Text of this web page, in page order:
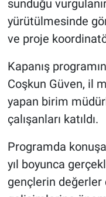
sunduğu
yürütülmesinde
ve proje
Kapanış
Coşkun Güven, il
yapan birim
çalışanları katıldı.
Programda
yıl boyunca
gençlerin değerler